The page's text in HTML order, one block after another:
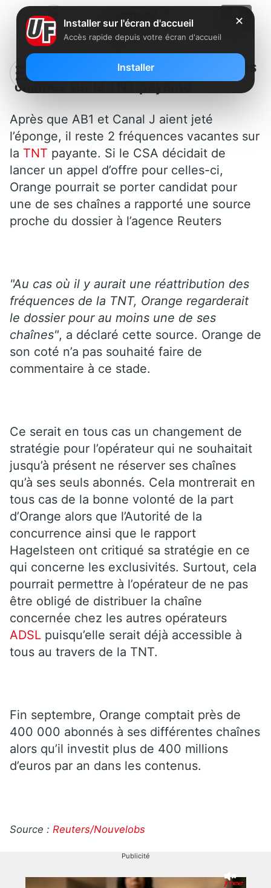
Orange pourrait proposer une de ses
chaînes sur la TNT payante
Après que AB1 et Canal J aient jeté
l’éponge, il reste 2 fréquences vacantes sur
la TNT payante. Si le CSA décidait de
lancer un appel d’offre pour celles-ci,
Orange pourrait se porter candidat pour
une de ses chaînes a rapporté une source
proche du dossier à l’agence Reuters
"Au cas où il y aurait une réattribution des
fréquences de la TNT, Orange regarderait
le dossier pour au moins une de ses
chaînes", a déclaré cette source. Orange de
son coté n’a pas souhaité faire de
commentaire à ce stade.
Ce serait en tous cas un changement de
stratégie pour l’opérateur qui ne souhaitait
jusqu’à présent ne réserver ses chaînes
qu’à ses seuls abonnés. Cela montrerait en
tous cas de la bonne volonté de la part
d’Orange alors que l’Autorité de la
concurrence ainsi que le rapport
Hagelsteen ont critiqué sa stratégie en ce
qui concerne les exclusivités. Surtout, cela
pourrait permettre à l’opérateur de ne pas
être obligé de distribuer la chaîne
concernée chez les autres opérateurs
ADSL puisqu’elle serait déjà accessible à
tous au travers de la TNT.
Fin septembre, Orange comptait près de
400 000 abonnés à ses différentes chaînes
alors qu’il investit plus de 400 millions
d’euros par an dans les contenus.
Source : Reuters/Nouvelobs
Publicité
✕
Installer sur l'écran d'accueil
Accès rapide depuis votre écran d'accueil
Installer